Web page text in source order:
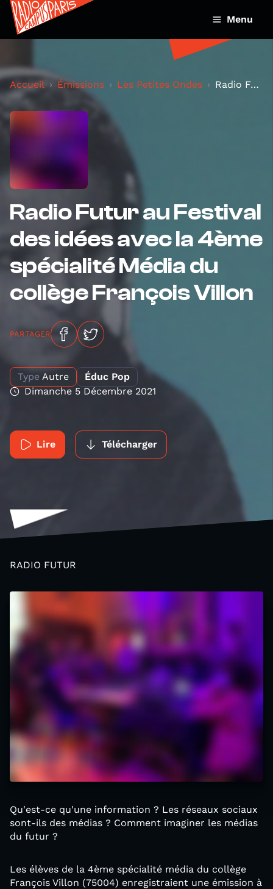
Menu
Accueil Émissions Les Petites Ondes Radio Futur au Festival des idées avec la 4ème spé...
Radio Futur au Festival
des idées avec la 4ème
spécialité Média du
collège François Villon
PARTAGER
Type Autre
Éduc Pop
Dimanche 5 Décembre 2021
Lire Télécharger
RADIO FUTUR
Qu'est-ce qu'une information ? Les réseaux sociaux
sont-ils des médias ? Comment imaginer les médias
du futur ?
Les élèves de la 4ème spécialité média du collège
François Villon (75004) enregistraient une émission à